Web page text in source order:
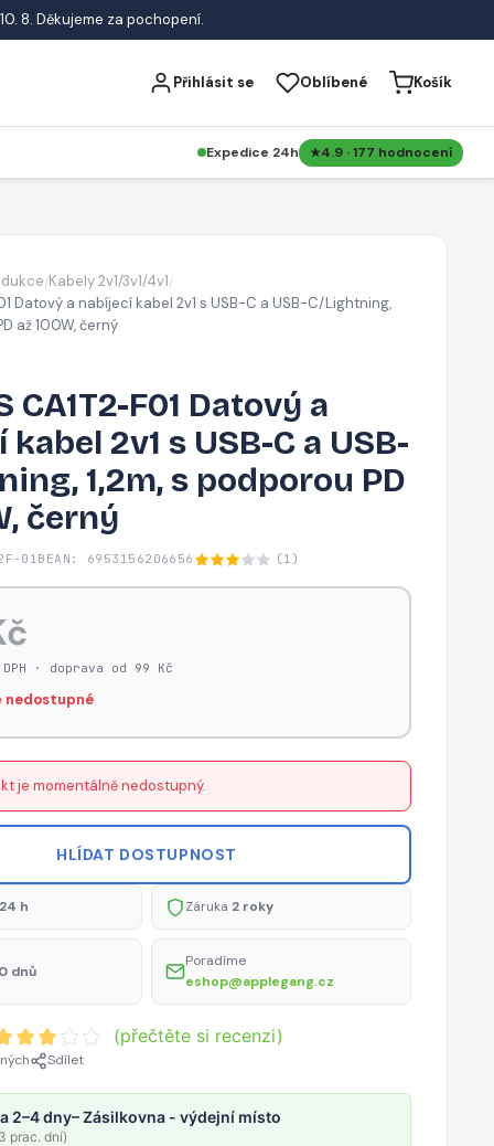
8. Děkujeme za pochopení.
Přihlásit se Oblíbené Košík
Expedice 24h 4.9 · 177 hodnocení
/Kabely 2v1/3v1/4v1/
Datový a nabíjecí kabel 2v1 s USB-C a USB-C/Lightning,
až 100W, černý
CA1T2-F01 Datový a
2v1 s USB-C a USB-
1,2m, s podporou PD
černý
01B EAN: 6953156206656 (1)
· doprava od 99 Kč
nedostupné
je momentálně nedostupný.
HLÍDAT DOSTUPNOST
h Záruka 2 roky
dnů
Poradíme
eshop@applegang.cz
(přečtěte si recenzi)
Sdílet
2–4 dny– Zásilkovna - výdejní místo
prac. dní)